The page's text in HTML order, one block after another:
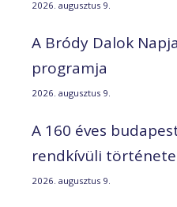
2026. augusztus 9.
A Bródy Dalok
programja
2026. augusztus 9.
A 160 éves
rendkívüli története
2026. augusztus 9.